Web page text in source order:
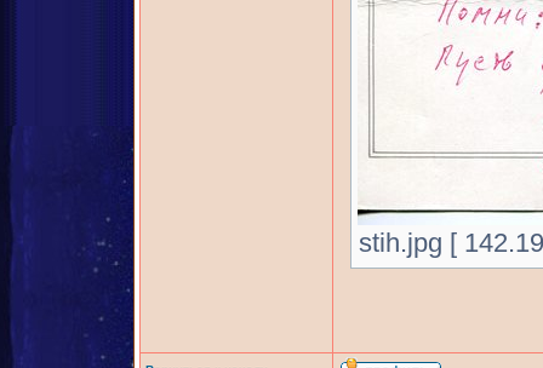
stih.jpg [